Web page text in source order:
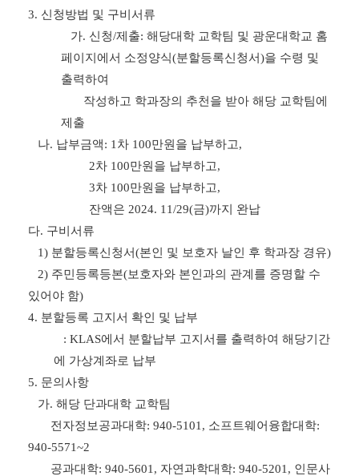
3. 신청방법 및 구비서류
가. 신청/제출: 해당대학 교학팀 및 광운대학교 홈
페이지에서 소정양식(분할등록신청서)을 수령 및
출력하여
작성하고 학과장의 추천을 받아 해당 교학팀에
제출
나. 납부금액: 1 차 100만원을 납부하고,
2차 100만원을 납부하고,
3차 100만원을 납부하고,
잔액은 2024. 11/29(금)까지 완납
다. 구비서류
1) 분할등록신청서(본인 및 보호자 날인 후 학과장 경유)
2) 주민등록등본(보호자와 본인과의 관계를 증명할 수
있어야 함)
4. 분할등록 고지서 확인 및 납부
: KLAS에서 분할납부 고지서를 출력하여 해당기간
에 가상계좌로 납부
5. 문의사항
가. 해당 단과대학 교학팀
전자정보공과대학: 940-5101, 소프트웨어융합대학:
940-5571~2
공과대학: 940-5601, 자연과학대학: 940-5201, 인문사